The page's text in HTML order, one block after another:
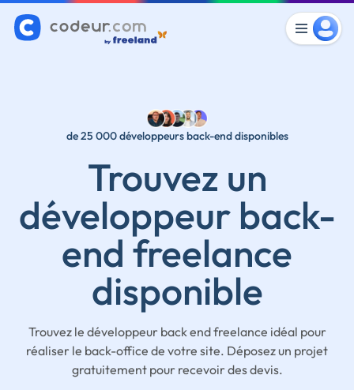
de 25 000 développeurs back-end disponibles
Trouvez un
développeur back-
end freelance
disponible
Trouvez le développeur back end freelance idéal pour
réaliser le back-office de votre site. Déposez un projet
gratuitement pour recevoir des devis.